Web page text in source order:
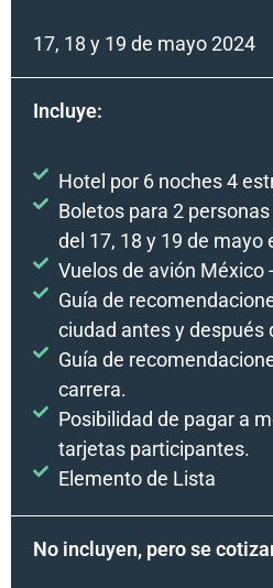
17, 18 y 19 de mayo 2024
Incluye:
Hotel por 6 noches 4
Boletos para 2
del 17, 18 y 19 de mayo
Vuelos de avión México
Guía de
ciudad antes y después
Guía de
carrera.
Posibilidad de pagar a
tarjetas participantes.
Elemento de Lista
No incluyen, pero se